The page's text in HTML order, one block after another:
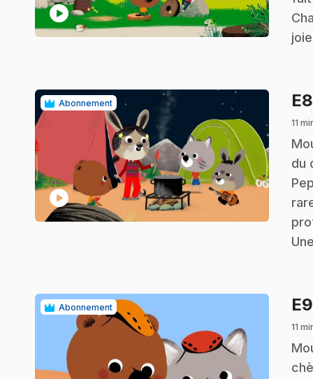
play_circle
Abonnement
play_circle
E8
11
.
du
Abonnement E9
11
.